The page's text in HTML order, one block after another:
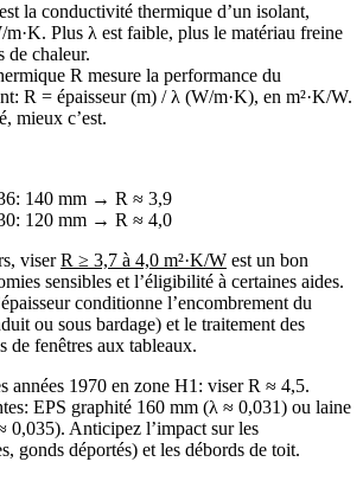
la conductivité thermique d’un isolant,
m·K. Plus λ est faible, plus le matériau freine
de chaleur.
R mesure la performance du
R = épaisseur (m) / λ (W/m·K), en m²·K/W.
mieux c’est.
140 mm → R ≈ 3,9
120 mm → R ≈ 4,0
viserR ≥ 3,7 à 4,0 m²·K/W est un bon
sensibles et l’éligibilité à certaines aides.
conditionne l’encombrement du
ou sous bardage) et le traitement des
de fenêtres aux tableaux.
années 1970 en zone H1: viser R ≈ 4,5.
EPS graphité 160 mm (λ ≈ 0,031) ou laine
0,035). Anticipez l’impact sur les
gonds déportés) et les débords de toit.